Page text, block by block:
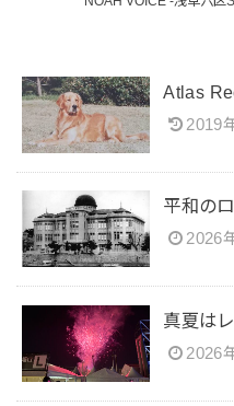
Atlas
2019
平和の
2026
真夏は
2026